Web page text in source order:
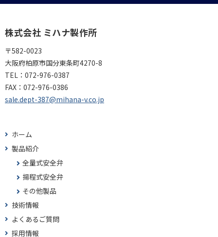
株式会社 ミハナ製作所
〒582-0023
大阪府柏原市国分東条町4270-8
TEL： 072-976-0387
FAX： 072-976-0386
sale.dept-387@mihana-v.co.jp
ホーム
製品紹介
全量式安全弁
揚程式安全弁
その他製品
技術情報
よくあるご質問
採用情報